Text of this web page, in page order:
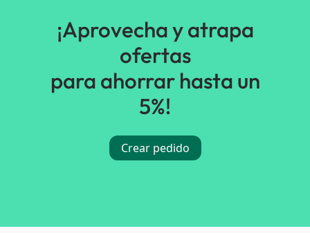
¡Aprovecha y atrapa
ofertas
para ahorrar hasta un
5%!
Crear pedido